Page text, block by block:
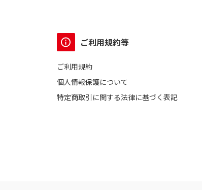
ご利用規約等
ご利用規約
個人情報保護について
特定商取引に関する法律に基づく表記